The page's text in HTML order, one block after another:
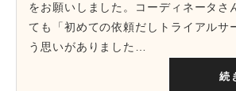
をお願いしました。コーディネータさ
ても「初めての依頼だしトライアルサ
う思いがありました…
続